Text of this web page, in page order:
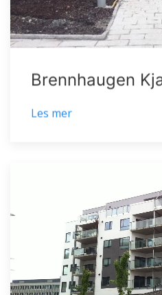
Brennhaugen
Les mer